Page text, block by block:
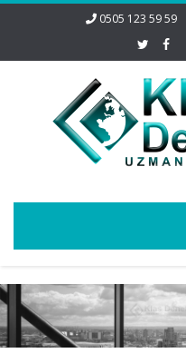
0505 123 59 59